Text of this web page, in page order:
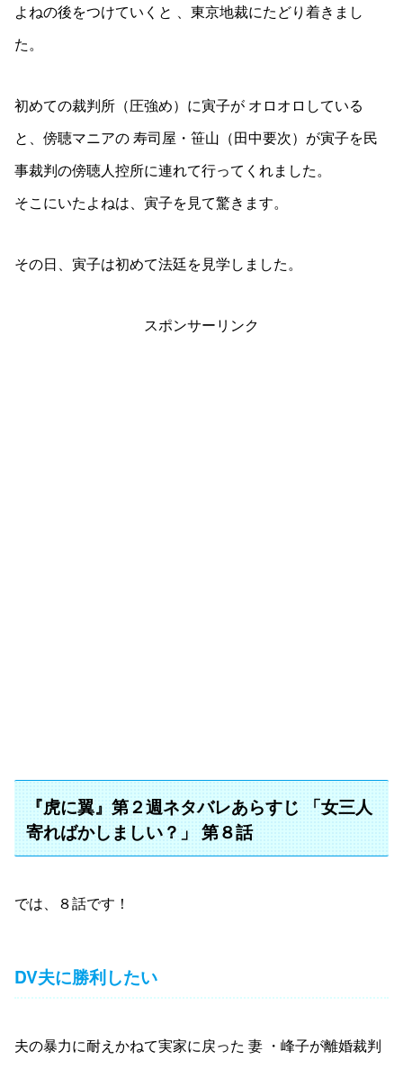
よねの後をつけていくと 、東京地裁にたどり着きまし
た。
初めての裁判所（圧強め）に寅子が オロオロしている
と、傍聴マニアの 寿司屋・笹山（田中要次）が寅子を民
事裁判の傍聴人控所に連れて行ってくれました。
そこにいたよねは、寅子を見て驚きます。
その日、寅子は初めて法廷を見学しました。
スポンサーリンク
『虎に翼』第２週ネタバレあらすじ 「女三人
寄ればかしましい？」 第８話
では、８話です！
DV夫に勝利したい
夫の暴力に耐えかねて実家に戻った 妻 ・峰子が離婚裁判